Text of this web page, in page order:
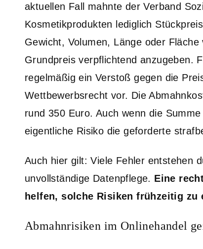
aktuellen Fall mahnte der Verband
Kosmetikprodukten lediglich
Gewicht, Volumen, Länge oder
Grundpreis verpflichtend anzugeben.
regelmäßig ein Verstoß gegen die
Wettbewerbsrecht vor. Die
rund 350 Euro. Auch wenn die
eigentliche Risiko die geforderte
Auch hier gilt: Viele Fehler entstehen
unvollständige Datenpflege. Eine
helfen, solche Risiken frühzeitig zu
Abmahnrisiken im Onlinehandel